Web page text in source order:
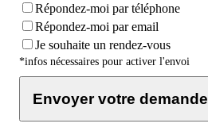
Répondez-moi par téléphone
Répondez-moi par email
Je souhaite un rendez-vous
*infos nécessaires pour activer l'envoi
Envoyer votre demande